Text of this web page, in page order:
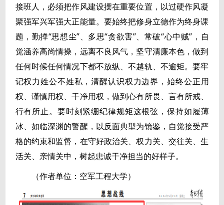
接班人，必须把作风建设摆在重要位置，以过硬作风凝
聚强军兴军强大正能量。要始终把修身立德作为终身课
题，勤掸“思想尘”、多思“贪欲害”、常破“心中贼”，自
觉涵养高尚情操，远离不良风气，坚守清廉本色，做到
任何时候任何情况下都不放纵、不越轨、不逾矩。要牢
记权力姓公不姓私，清醒认识权力边界，始终公正用
权、谨慎用权、干净用权，做到心有所畏、言有所戒、
行有所止。要时刻紧绷纪律规矩这根弦，保持如履薄
冰、如临深渊的警醒，以反面典型为镜鉴，自觉接受严
格的约束和监督，在守好政治关、权力关、交往关、生
活关、亲情关中，树起忠诚干净担当的好样子。
（作者单位：空军工程大学）